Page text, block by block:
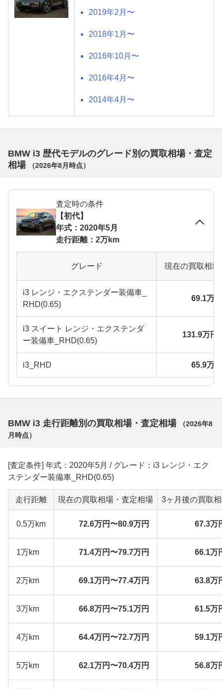
2019年2月〜
2018年1月〜
2016年10月〜
2016年4月〜
2014年4月〜
BMW i3 歴代モデルのグレード別の買取相場・査定
相場
（2026年8月 時点）
査定時の条件
【初代】
年式：2020年5月
走行距離：2万km
グレード 現在の買取相
i3 レンジ・エクステンダー装備車_
RHD(0.65)
69.1万
i3 スイート レンジ・エクステンダ
ー装備車_RHD(0.65)
131.9万円
i3_RHD 65.9万
BMW i3 走行距離別の買取相場・査定相場 （2026年8
月 時点）
[査定条件] 年式：2020年5月 / グレード：i3 レンジ・エク
ステンダー装備車_RHD(0.65)
走行距離 現在の買取相場・査定相場 3ヶ月後の買取
0.5万km 72.6万円〜80.9万円 67.3万
1万km 71.4万円〜79.7万円 66.1万
2万km 69.1万円〜77.4万円 63.8万
3万km 66.8万円〜75.1万円 61.5万
4万km 64.4万円〜72.7万円 59.1万
5万km 62.1万円〜70.4万円 56.8万